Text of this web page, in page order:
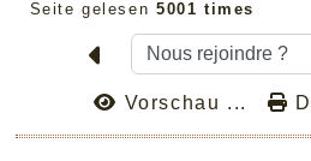
Seite gelesen 5001 times
Vorschau ...